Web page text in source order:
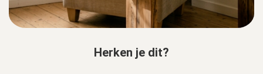
Herken je dit?